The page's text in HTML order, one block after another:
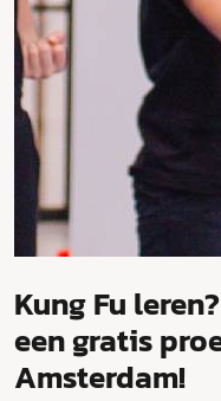
Kung Fu
een gratis
Amsterdam!